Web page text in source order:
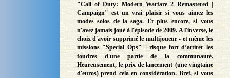
"Call of Duty: Modern Warfare 2 Remastered |
Campaign" est un vrai plaisir si vous aimez les
modes solos de la saga. Et plus encore, si vous
n'avez jamais joué à l'épisode de 2009. A l'inverse, le
choix d'avoir supprimé le multijoueur - et même les
missions "Special Ops" - risque fort d’attirer les
foudres d'une partie de la communauté.
Heureusement, le prix de lancement (une vingtaine
d'euros) prend cela en considération. Bref, si vous